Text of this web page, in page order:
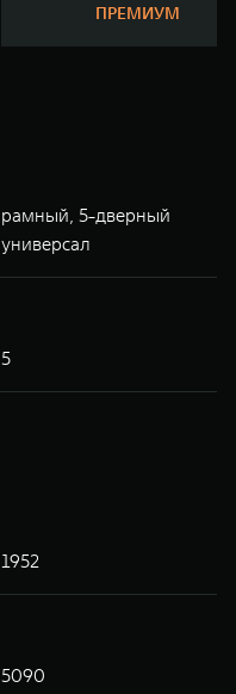
ПРЕМИУМ
рамный, 5-дверный
универсал
5
1952
5090